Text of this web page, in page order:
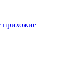
прихожие